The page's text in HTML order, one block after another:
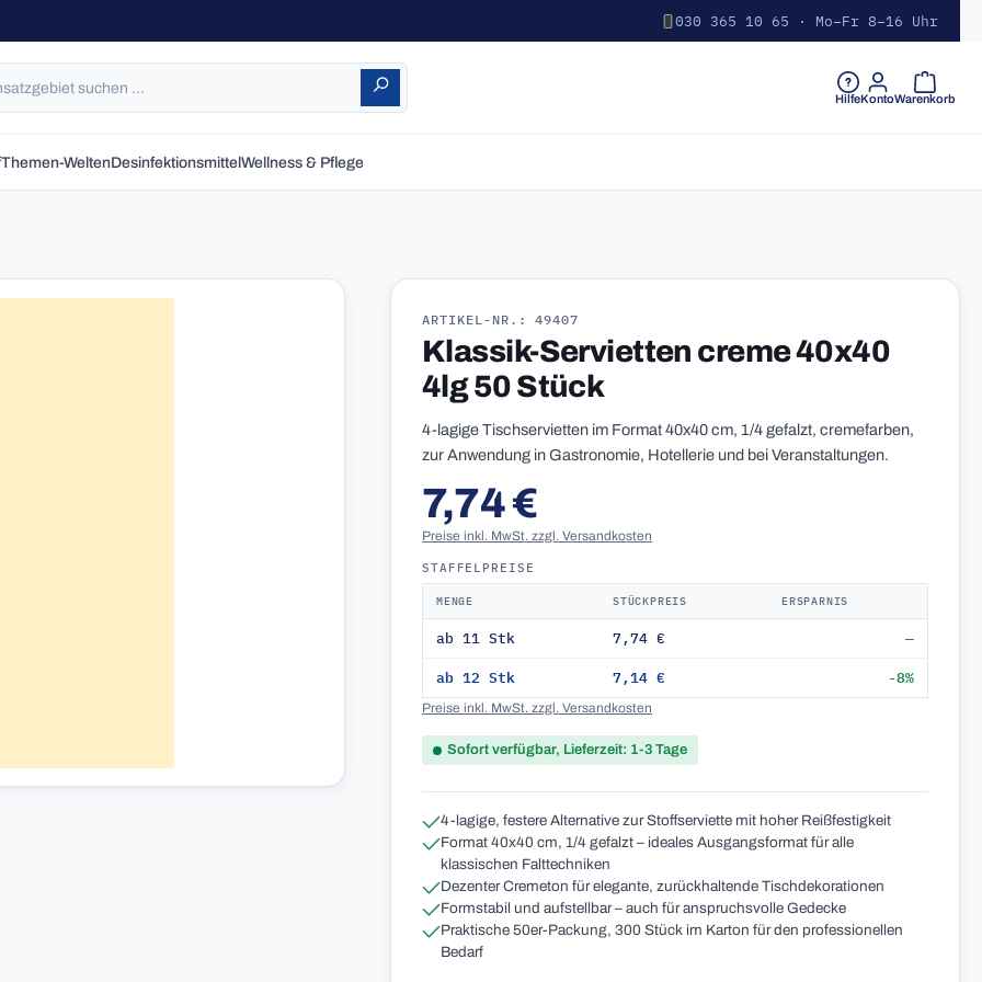
030 365 10 65 · Mo–Fr 8–16 Uhr
HilfeKontoWarenkorb
Themen-WeltenDesinfektionsmittelWellness & Pflege
ARTIKEL-NR.: 49407
Klassik-Servietten creme 40x40
4lg 50 Stück
4-lagige Tischservietten im Format 40x40 cm, 1/4 gefalzt, cremefarben,
zur Anwendung in Gastronomie, Hotellerie und bei Veranstaltungen.
7,74 €
Preise inkl. MwSt. zzgl. Versandkosten
STAFFELPREISE
MENGE STÜCKPREIS ERSPARNIS
ab 11 Stk 7,74 € —
ab 12 Stk 7,14 € -8%
Preise inkl. MwSt. zzgl. Versandkosten
Sofort verfügbar, Lieferzeit: 1-3 Tage
4-lagige, festere Alternative zur Stoffserviette mit hoher Reißfestigkeit
Format 40x40 cm, 1/4 gefalzt – ideales Ausgangsformat für alle
klassischen Falttechniken
Dezenter Cremeton für elegante, zurückhaltende Tischdekorationen
Formstabil und aufstellbar – auch für anspruchsvolle Gedecke
Praktische 50er-Packung, 300 Stück im Karton für den professionellen
Bedarf